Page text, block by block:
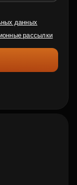
данных
рассылки